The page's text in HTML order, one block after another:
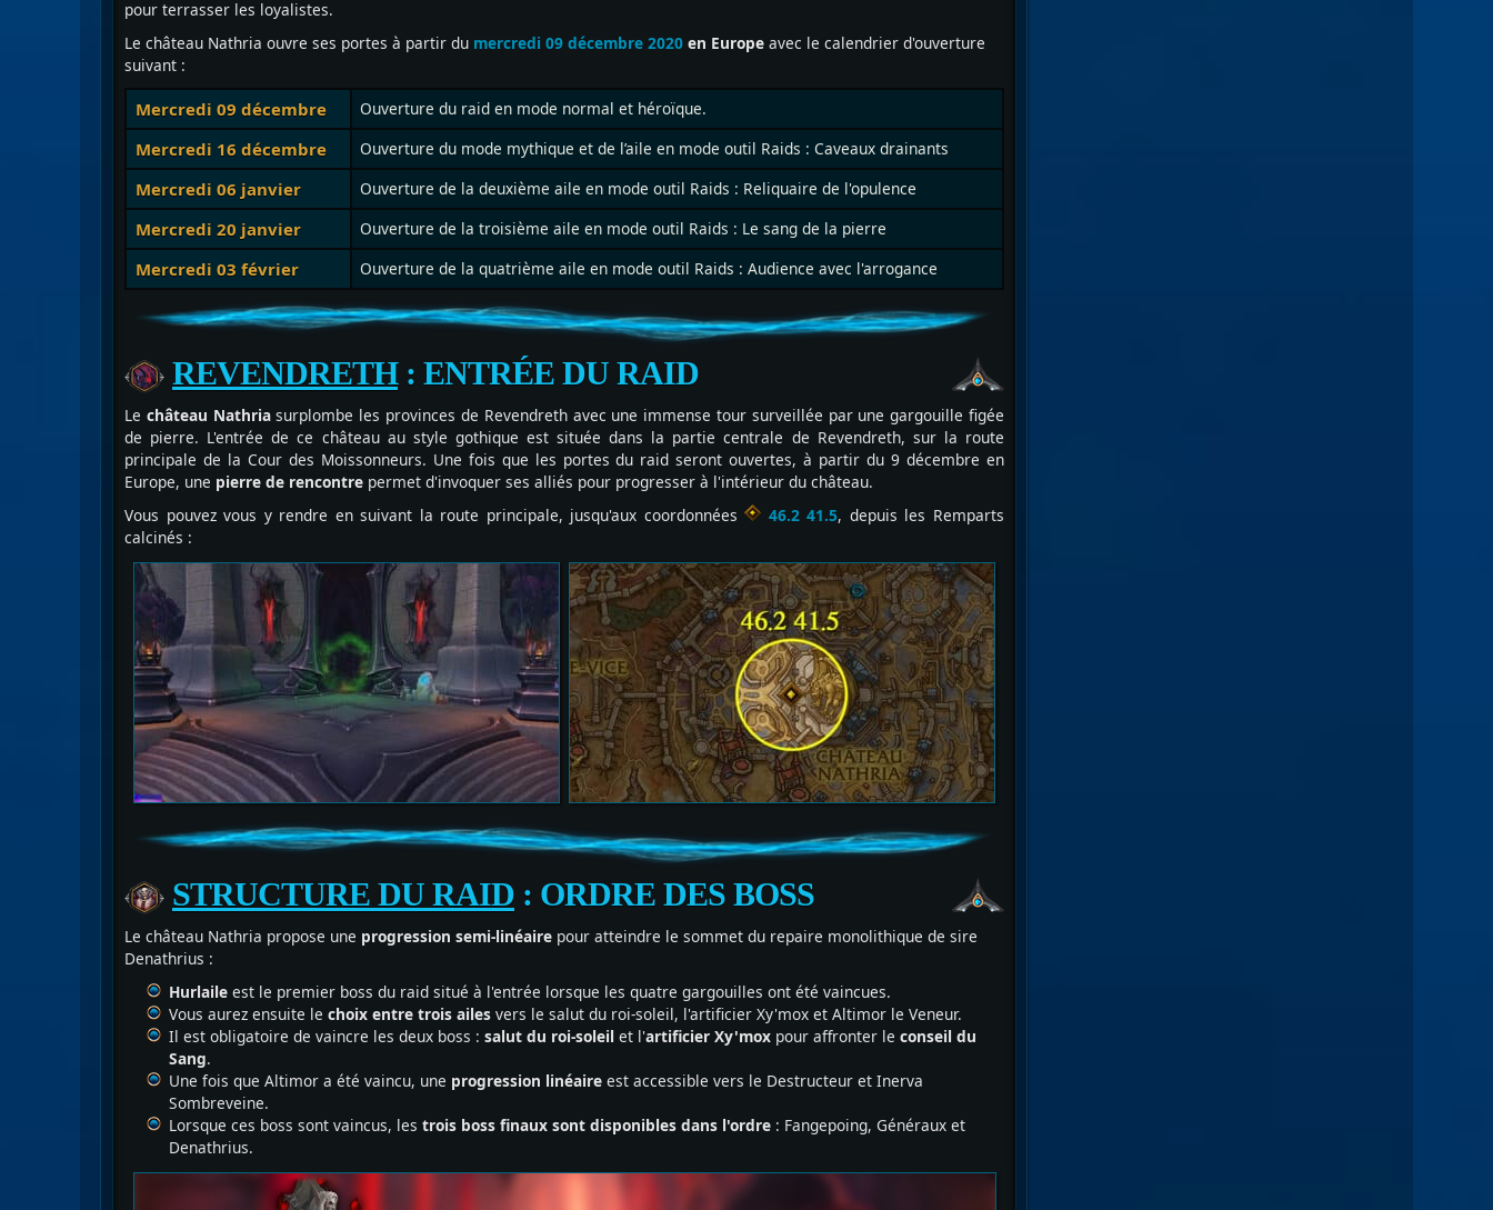
pour terrasser les loyalistes.
Le château Nathria ouvre ses portes à partir du mercredi 09 décembre 2020 en Europe avec le calendrier d'ouverture
suivant :
Mercredi 09 décembre Ouverture du raid en mode normal et héroïque.
Mercredi 16 décembre Ouverture du mode mythique et de l’aile en mode outil Raids : Caveaux drainants
Mercredi 06 janvier Ouverture de la deuxième aile en mode outil Raids : Reliquaire de l'opulence
Mercredi 20 janvier Ouverture de la troisième aile en mode outil Raids : Le sang de la pierre
Mercredi 03 février Ouverture de la quatrième aile en mode outil Raids : Audience avec l'arrogance
REVENDRETH: ENTRÉE DU RAID
Le château Nathriasurplombe les provinces de Revendreth avec une immense tour surveillée par une gargouille figée
de pierre. L'entrée de ce château au style gothique est située dans la partie centrale de Revendreth, sur la route
principale de la Cour des Moissonneurs. Une fois que les portes du raid seront ouvertes, à partir du 9 décembre en
Europe, une pierre de rencontre permet d'invoquer ses alliés pour progresser à l'intérieur du château.
Vous pouvez vous y rendre en suivant la route principale, jusqu'aux coordonnées
46.2 41.5, depuis les Remparts
calcinés :
STRUCTURE DU RAID : ORDRE DES BOSS
Le château Nathria propose une progression semi-linéaire pour atteindre le sommet du repaire monolithique de sire
Denathrius :
Hurlaile est le premier boss du raid situé à l'entrée lorsque les quatre gargouilles ont été vaincues.
Vous aurez ensuite le choix entre trois ailes vers le salut du roi-soleil, l'artificier Xy'mox et Altimor le Veneur.
Il est obligatoire de vaincre les deux boss : salut du roi-soleil et l'artificier Xy'mox pour affronter le conseil du
Sang.
Une fois que Altimor a été vaincu, une progression linéaire est accessible vers le Destructeur et Inerva
Sombreveine.
Lorsque ces boss sont vaincus, les trois boss finaux sont disponibles dans l'ordre : Fangepoing, Généraux et
Denathrius.